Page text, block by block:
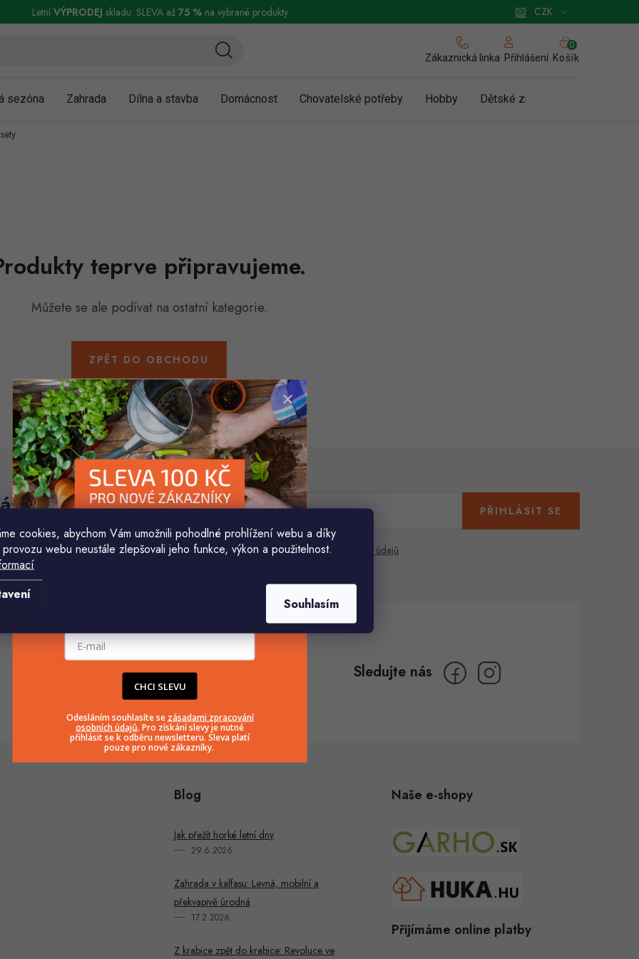
cookies, abychom Vám umožnili pohodlné prohlížení webu a díky
webu neustále zlepšovali jeho funkce, výkon a použitelnost.
Souhlasím
a reklamace Podmínky ochrany osobních údajů Obchodní podmínky pro podnikatele Zásady používání cookies
CZK
LetníVÝPRODEJ skladu: SLEVA až 75 %na vybrané produkty
Zákaznická linka Přihlášení
NÁKUPNÍ
KOŠÍK
Košík
sezóna Zahrada Dílna a stavba Domácnost Chovatelské potřeby Hobby Dětské zboží a hračky
teprve připravujeme.
Můžete se ale podívat na ostatní kategorie.
ZPĚT DO OBCHODU
e-mail E-mail
Vložením e-mailu souhlasíte spodmínkami ochrany osobních údajů
PŘIHLÁSIT SE
info@huka.cz
+420777799661
Blog
Jak přežít horké letní dny
29.6.2026
Zahrada v kalfasu: Levná, mobilní a
překvapivě úrodná
17.2.2026
Z krabice zpět do krabice: Revoluce ve
Naše e-shopy
Přijímáme online platby
CHCI SLEVU
Odesláním souhlasíte se zásadami zpracování
osobních údajů. Pro získání slevy je nutné
přihlásit se k odběru newsletteru. Sleva platí
pouze pro nové zákazníky.